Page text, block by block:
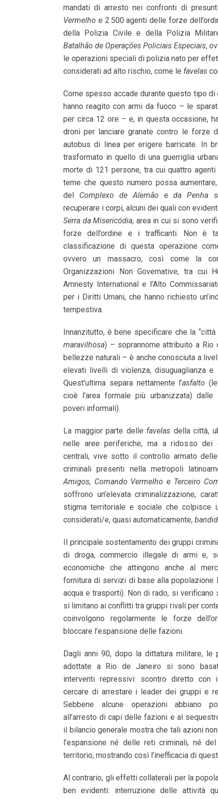
mandati di arresto nei confronti di
Vermelho e 2.500 agenti delle forze
della Polizia Civile e della Polizia
Batalhão de Operações Policiais Especiais,
le operazioni speciali di polizia nato per
considerati ad alto rischio, come le favelas
Come spesso accade durante questo tipo di
hanno reagito con armi da fuoco – le
per circa 12 ore – e, in questa occasione,
droni per lanciare granate contro le forze
autobus di linea per erigere barricate. In
trasformato in quello di una guerriglia
morte di 121 persone, tra cui quattro
teme che questo numero possa
del Complexo de Alemão eda Penha
recuperare i corpi, alcuni dei quali con
Serra da Misericódia, area in cui si sono
forze dell’ordine e i trafficanti. Non è
classificazione di questa operazione
ovvero un massacro, così come la
Organizzazioni Non Governative, tra cui
Amnesty International e l’Alto
per i Diritti Umani, che hanno richiesto
tempestiva.
Innanzitutto, è bene specificare che la “città
maravilhosa) – soprannome attribuito a
bellezze naturali – è anche conosciuta a
elevati livelli di violenza, disuguaglianza e
Quest’ultima separa nettamente l’asfalto
cioè l’area formale più urbanizzata) dalle
poveri informali).
La maggior parte delle favelas della città,
nelle aree periferiche, ma a ridosso dei
centrali, vive sotto il controllo armato
criminali presenti nella metropoli
Amigos, Comando Vermelho e Terceiro
soffrono un’elevata criminalizzazione,
stigma territoriale e sociale che colpisce
considerati/e, quasi automaticamente,
Il principale sostentamento dei gruppi
di droga, commercio illegale di armi e,
economiche che attingono anche al
fornitura di servizi di base alla popolazione
acqua e trasporti). Non di rado, si verificano
si limitano ai conflitti tra gruppi rivali per
coinvolgono regolarmente le forze
bloccare l’espansione delle fazioni.
Dagli anni 90, dopo la dittatura militare, le
adottate a Rio de Janeiro si sono
interventi repressivi: scontro diretto con
cercare di arrestare i leader dei gruppi e
Sebbene alcune operazioni abbiano
all’arresto di capi delle fazioni e al
il bilancio generale mostra che tali azioni
l’espansione né delle reti criminali, né
territorio, mostrando così l’inefficacia di
Al contrario, gli effetti collaterali per la
ben evidenti: interruzione delle attività